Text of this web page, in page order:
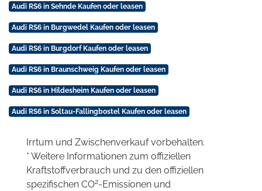
Audi RS6 in Sehnde Kaufen oder leasen
Audi RS6 in Burgwedel Kaufen oder leasen
Audi RS6 in Burgdorf Kaufen oder leasen
Audi RS6 in Braunschweig Kaufen oder leasen
Audi RS6 in Hildesheim Kaufen oder leasen
Audi RS6 in Soltau-Fallingbostel Kaufen oder leasen
Irrtum und Zwischenverkauf vorbehalten.
* Weitere Informationen zum offiziellen
Kraftstoffverbrauch und zu den offiziellen
spezifischen CO2-Emissionen und